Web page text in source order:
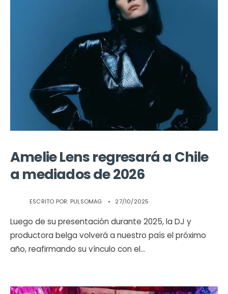
Amelie Lens regresará a Chile
a mediados de 2026
ESCRITO POR: PULSOMAG • 27/10/2025
Luego de su presentación durante 2025, la DJ y
productora belga volverá a nuestro país el próximo
año, reafirmando su vínculo con el...